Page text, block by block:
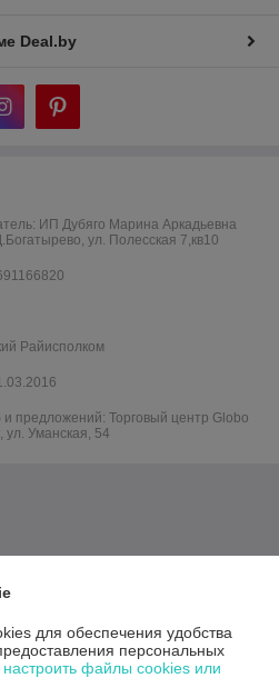
Deal.by
ИП Дубяго Марина Аркадьевна
ул. Полесская 7,кв10
Райисполком
предложений: Торговый центр Globo
Уманская, 54
для обеспечения удобства
персональных
файлы cookies или